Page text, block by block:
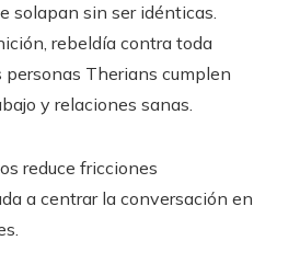
solapan sin ser idénticas.
rebeldía contra toda
personas Therians cumplen
y relaciones sanas.
reduce fricciones
a centrar la conversación en